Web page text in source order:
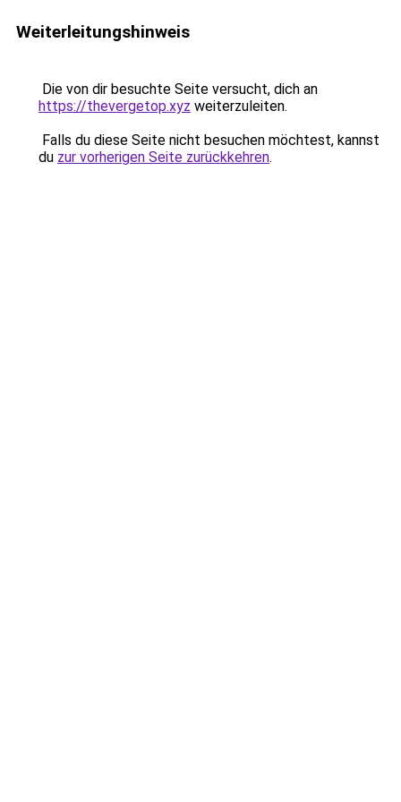
Weiterleitungshinweis
Die von dir besuchte Seite versucht, dich an
https://thevergetop.xyz weiterzuleiten.
Falls du diese Seite nicht besuchen möchtest, kannst
du zur vorherigen Seite zurückkehren.